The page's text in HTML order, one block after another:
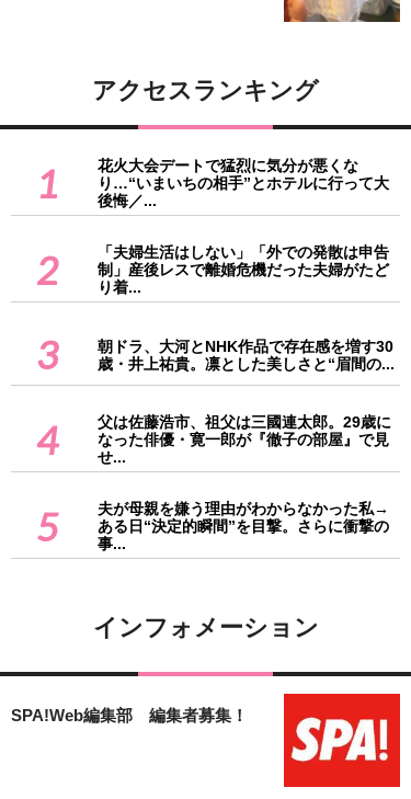
アクセスランキング
1
花火大会デートで猛烈に気分が悪くな
り…“いまいちの相手”とホテルに行って大
後悔／...
2
「夫婦生活はしない」「外での発散は申告
制」産後レスで離婚危機だった夫婦がたど
り着...
3
朝ドラ、大河とNHK作品で存在感を増す30
歳・井上祐貴。凛とした美しさと“眉間の...
4
父は佐藤浩市、祖父は三國連太郎。29歳に
なった俳優・寛一郎が『徹子の部屋』で見
せ...
5
夫が母親を嫌う理由がわからなかった私→
ある日“決定的瞬間”を目撃。さらに衝撃の
事...
インフォメーション
SPA!Web編集部 編集者募集！